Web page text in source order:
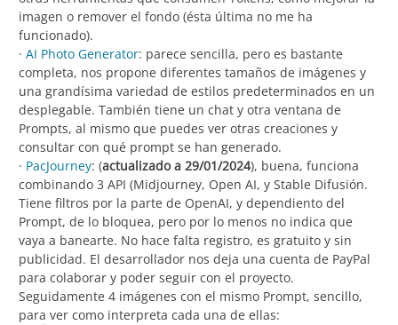
imagen o remover el fondo (ésta última no me ha
funcionado).
· AI Photo Generator: parece sencilla, pero es bastante
completa, nos propone diferentes tamaños de imágenes y
una grandísima variedad de estilos predeterminados en un
desplegable. También tiene un chat y otra ventana de
Prompts, al mismo que puedes ver otras creaciones y
consultar con qué prompt se han generado.
· PacJourney: (actualizado a 29/01/2024), buena, funciona
combinando 3 API (Midjourney, Open AI, y Stable Difusión.
Tiene filtros por la parte de OpenAI, y dependiento del
Prompt, de lo bloquea, pero por lo menos no indica que
vaya a banearte. No hace falta registro, es gratuito y sin
publicidad. El desarrollador nos deja una cuenta de PayPal
para colaborar y poder seguir con el proyecto.
Seguidamente 4 imágenes con el mismo Prompt, sencillo,
para ver como interpreta cada una de ellas: